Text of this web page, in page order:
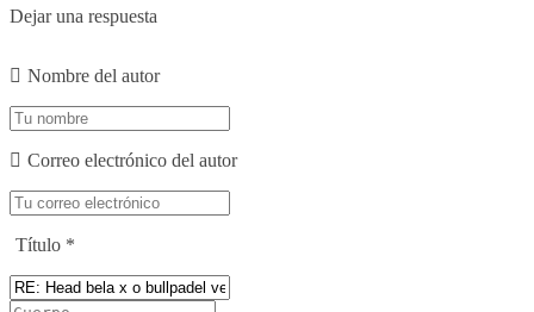
Dejar una respuesta
Nombre del autor
Correo electrónico del autor
Título *